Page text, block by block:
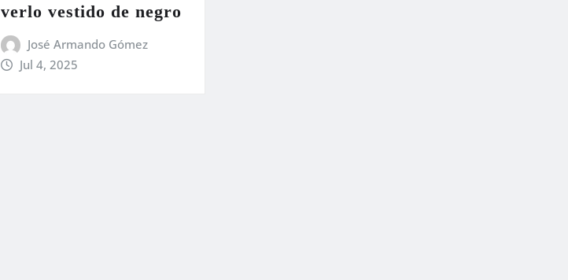
verlo vestido de negro
José Armando Gómez
Jul 4, 2025